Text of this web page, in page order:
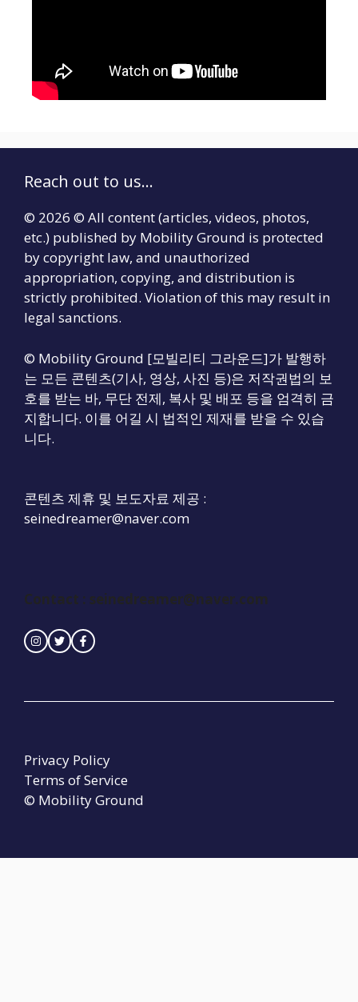
Reach out to us...
© 2026 © All content (articles, videos, photos,
etc.) published by Mobility Ground is protected
by copyright law, and unauthorized
appropriation, copying, and distribution is
strictly prohibited. Violation of this may result in
legal sanctions.
© Mobility Ground [모빌리티 그라운드]가 발행하
는 모든 콘텐츠(기사, 영상, 사진 등)은 저작권법의 보
호를 받는 바, 무단 전제, 복사 및 배포 등을 엄격히 금
지합니다. 이를 어길 시 법적인 제재를 받을 수 있습
니다.
콘텐츠 제휴 및 보도자료 제공 :
seinedreamer@naver.com
Contact : seinedreamer@naver.com
© Mobility Ground
Privacy Policy
Terms of Service